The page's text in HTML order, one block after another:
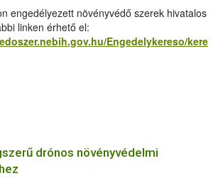
engedélyezett növényvédő szerek hivatalos
linken érhető el:
Engedelykereso/kere
drónos növényvédelmi